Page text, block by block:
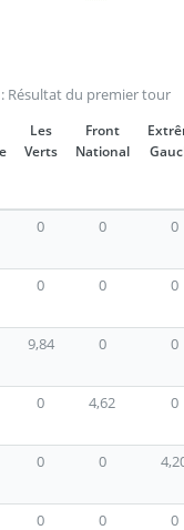
Résultat du premier tour
Les
Verts
Front
National
0 0 0
0 0 0
9,84 0 0
0 4,62 0
0 0
0 0 0